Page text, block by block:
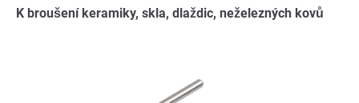
K broušení keramiky, skla, dlaždic, neželezných kovů